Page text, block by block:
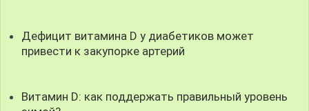
Дефицит витамина D у диабетиков может
привести к закупорке артерий
Витамин D: как поддержать правильный уровень